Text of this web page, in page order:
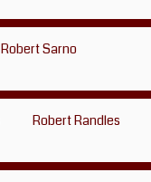
Robert Sarno
Robert Randles